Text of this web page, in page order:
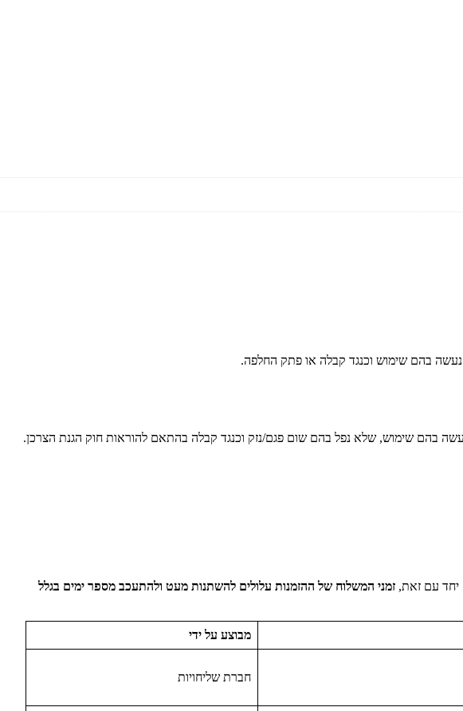
קבלת הפריט / הגעתו לסניף ובתנאי שלא נעשה בהם שימוש, שלא נפל בהם שום פגם/נזק וכנגד קבלה בהתאם להוראות חוק הגנת הצרכן.
יחד עם זאת, זמני המשלוח של ההזמנות עלולים להשתנות מעט ולהתעכב מספר ימים בגלל
מבוצע על ידי
חברת שליחויות